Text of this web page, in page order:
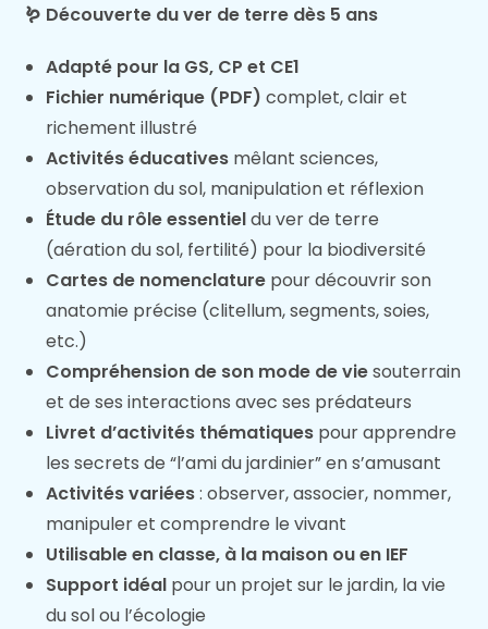
🪱 Découverte du ver de terre dès 5 ans
Adapté pour la GS, CP et CE1
Fichier numérique (PDF) complet, clair et
richement illustré
Activités éducatives mêlant sciences,
observation du sol, manipulation et réflexion
Étude du rôle essentieldu ver de terre
(aération du sol, fertilité) pour la biodiversité
Cartes de nomenclature pour découvrir son
anatomie précise (clitellum, segments, soies,
etc.)
Compréhension de son mode de viesouterrain
et de ses interactions avec ses prédateurs
Livret d’activités thématiques pour apprendre
les secrets de “l’ami du jardinier” en s’amusant
Activités variées: observer, associer, nommer,
manipuler et comprendre le vivant
Utilisable en classe, à la maison ou en IEF
Support idéal pour un projet sur le jardin, la vie
du sol ou l’écologie